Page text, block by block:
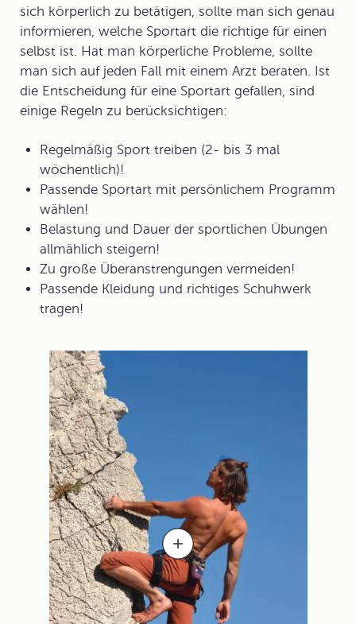
sich körperlich zu betätigen, sollte man sich genau
informieren, welche Sportart die richtige für einen
selbst ist. Hat man körperliche Probleme, sollte
man sich auf jeden Fall mit einem Arzt beraten. Ist
die Entscheidung für eine Sportart gefallen, sind
einige Regeln zu berücksichtigen:
Regelmäßig Sport treiben (2- bis 3 mal
wöchentlich)!
Passende Sportart mit persönlichem Programm
wählen!
Belastung und Dauer der sportlichen Übungen
allmählich steigern!
Zu große Überanstrengungen vermeiden!
Passende Kleidung und richtiges Schuhwerk
tragen!